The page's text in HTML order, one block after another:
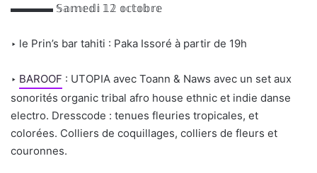
▬▬▬▬ 𝕊𝕒𝕞𝕖𝕕𝕚 𝟙𝟚 𝕠𝕔𝕥𝕠𝕓𝕣𝕖
‣ le Prin’s bar tahiti : Paka Issoré à partir de 19h
‣ BAROOF : UTOPIA avec Toann & Naws avec un set aux
sonorités organic tribal afro house ethnic et indie danse
electro. Dresscode : tenues fleuries tropicales, et
colorées. Colliers de coquillages, colliers de fleurs et
couronnes.